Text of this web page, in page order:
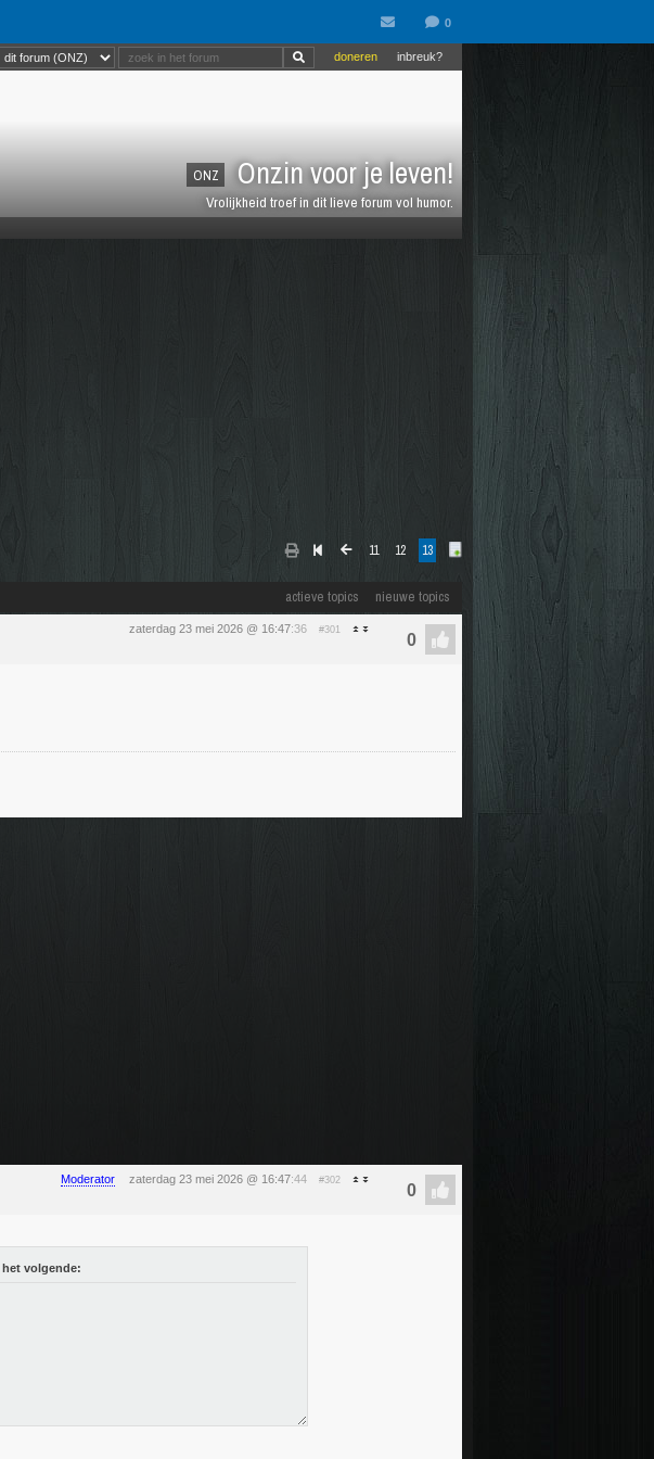
ONZ Onzin voor je leven!
Vrolijkheid troef in dit lieve forum vol humor.
inbreuk?
doneren
11 12 13
actieve topics nieuwe topics
zaterdag 23 mei 2026 @ 16:47:36 #301
Moderator zaterdag 23 mei 2026 @ 16:47:44 #302
het volgende: